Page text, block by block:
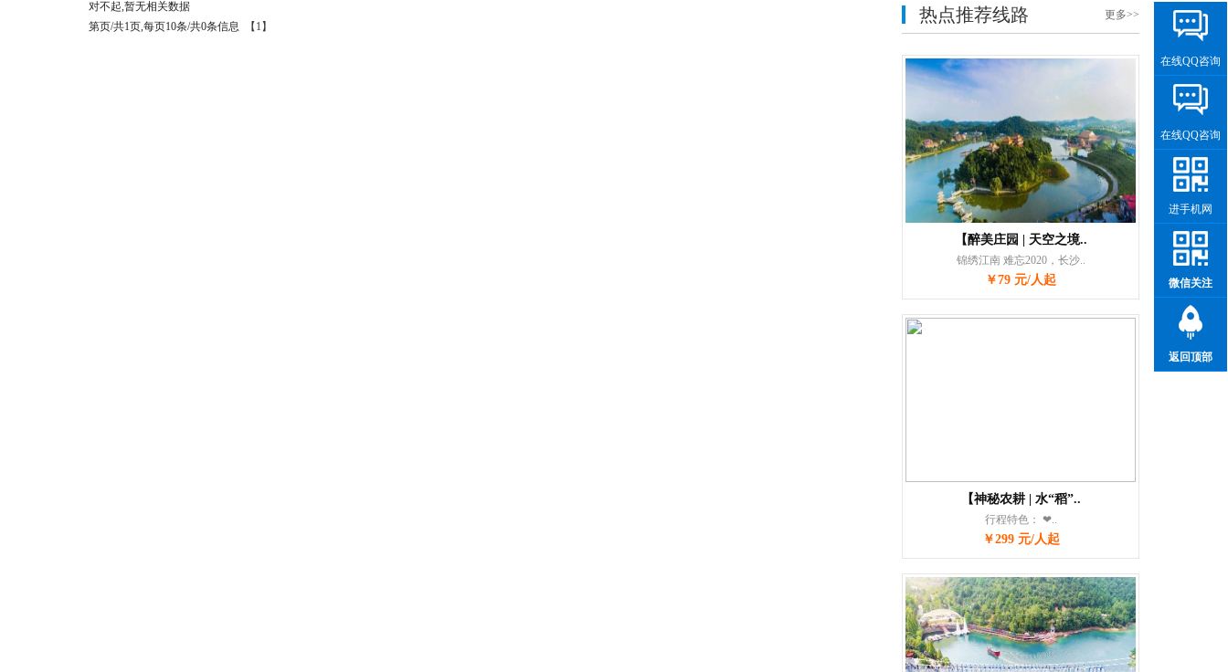
对不起,暂无相关数据
第页/共1页,每页10条/共0条信息
【1】
热点推荐线路 更多>>
【醉美庄园 | 天空之境..
锦绣江南 难忘2020，长沙..
￥79 元/人起
【神秘农耕 | 水“稻”..
行程特色： ❤..
￥299 元/人起
在线QQ咨询
在线QQ咨询
进手机网
微信关注
返回顶部